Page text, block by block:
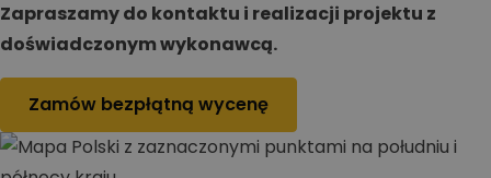
Zapraszamy do kontaktu i realizacji projektu z
doświadczonym wykonawcą.
Zamów bezpłątną wycenę